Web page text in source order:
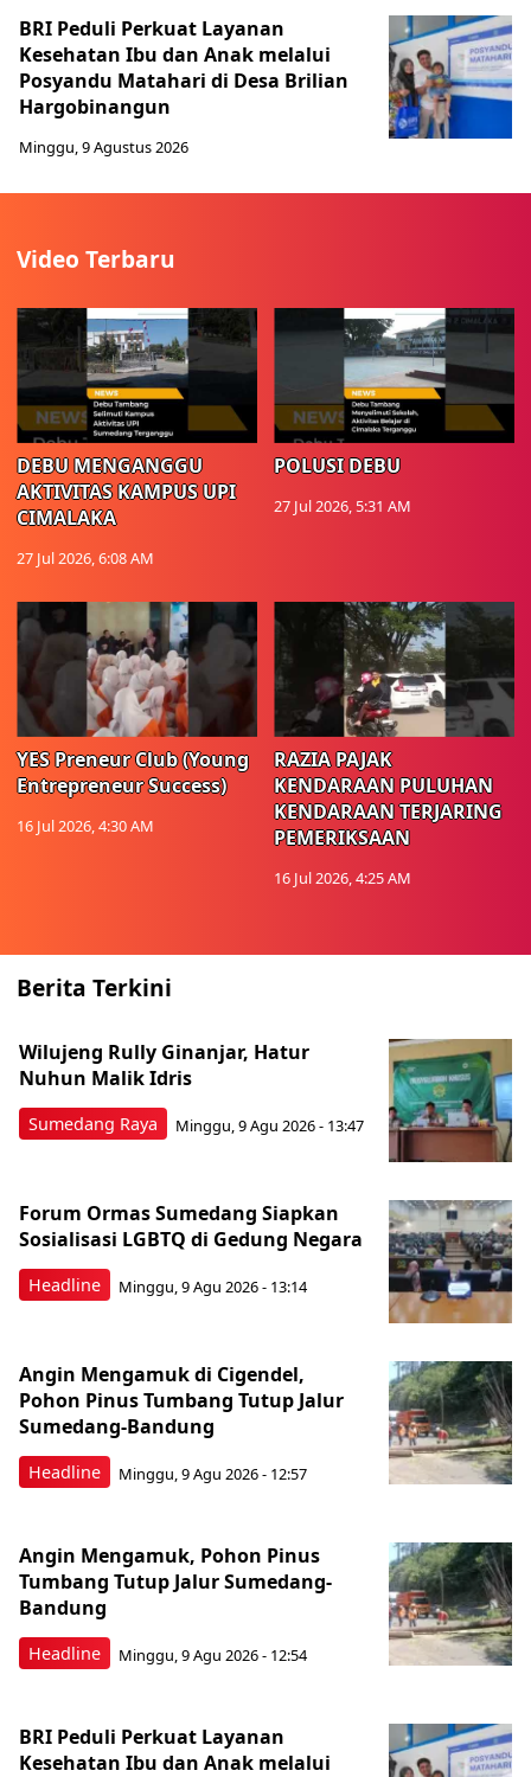
BRI Peduli Perkuat Layanan
Kesehatan Ibu dan Anak melalui
Posyandu Matahari di Desa Brilian
Hargobinangun
Minggu, 9 Agustus 2026
Video Terbaru
DEBU MENGANGGU
AKTIVITAS KAMPUS UPI
CIMALAKA
27 Jul 2026, 6:08 AM
POLUSI DEBU
27 Jul 2026, 5:31 AM
YES Preneur Club (Young
Entrepreneur Success)
16 Jul 2026, 4:30 AM
RAZIA PAJAK
KENDARAAN PULUHAN
KENDARAAN TERJARING
PEMERIKSAAN
16 Jul 2026, 4:25 AM
Berita Terkini
Sumedang Raya
Wilujeng Rully Ginanjar, Hatur
Nuhun Malik Idris
Minggu, 9 Agu 2026 - 13:47
Headline
Forum Ormas Sumedang Siapkan
Sosialisasi LGBTQ di Gedung Negara
Minggu, 9 Agu 2026 - 13:14
Headline
Angin Mengamuk di Cigendel,
Pohon Pinus Tumbang Tutup Jalur
Sumedang-Bandung
Minggu, 9 Agu 2026 - 12:57
Headline
Angin Mengamuk, Pohon Pinus
Tumbang Tutup Jalur Sumedang-
Bandung
Minggu, 9 Agu 2026 - 12:54
BRI Peduli Perkuat Layanan
Kesehatan Ibu dan Anak melalui